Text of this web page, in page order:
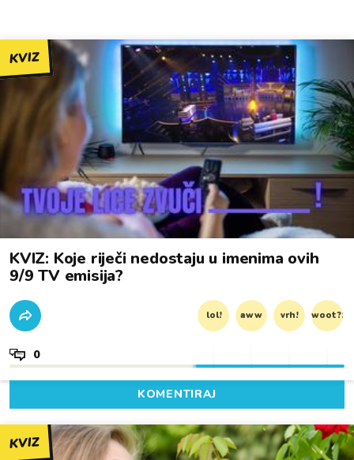
KVIZ
KVIZ: Koje riječi nedostaju u imenima ovih
9/9 TV emisija?
lol! aww vrh! woot?!
0
KOMENTIRAJ
KVIZ